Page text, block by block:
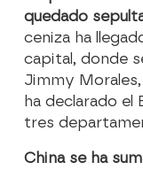
quedado
ceniza ha
capital, donde
Jimmy
ha declarado el
tres
China se ha